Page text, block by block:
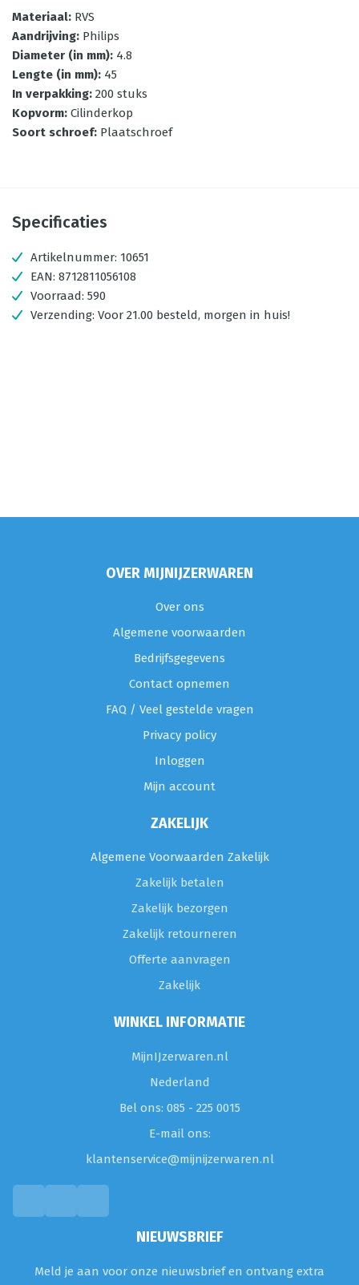
Materiaal: RVS
Aandrijving: Philips
Diameter (in mm): 4.8
Lengte (in mm): 45
In verpakking: 200 stuks
Kopvorm: Cilinderkop
Soort schroef: Plaatschroef
Specificaties
Artikelnummer: 10651
EAN: 8712811056108
Voorraad: 590
Verzending: Voor 21.00 besteld, morgen in huis!
OVER MIJNIJZERWAREN
Over ons
Algemene voorwaarden
Bedrijfsgegevens
Contact opnemen
FAQ / Veel gestelde vragen
Privacy policy
Inloggen
Mijn account
ZAKELIJK
Algemene Voorwaarden Zakelijk
Zakelijk betalen
Zakelijk bezorgen
Zakelijk retourneren
Offerte aanvragen
Zakelijk
WINKEL INFORMATIE
MijnIJzerwaren.nl
Nederland
Bel ons: 085 - 225 0015
E-mail ons:
klantenservice@mijnijzerwaren.nl
NIEUWSBRIEF
Meld je aan voor onze nieuwsbrief en ontvang extra